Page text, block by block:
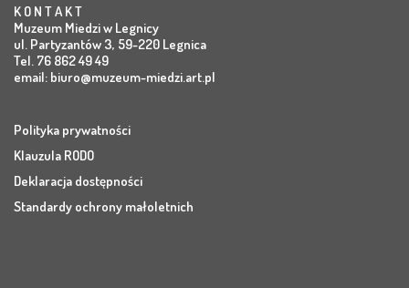
K O N T A K T
Muzeum Miedzi w Legnicy
ul. Partyzantów 3, 59-220 Legnica
Tel. 76 862 49 49
email: biuro@muzeum-miedzi.art.pl
Polityka prywatności
Klauzula RODO
Deklaracja dostępności
Standardy ochrony małoletnich